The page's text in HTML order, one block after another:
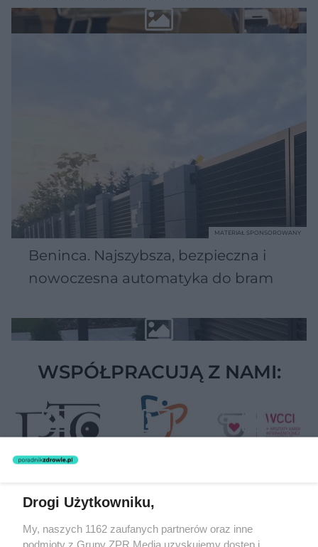
Beninca. Najszybsza, bezpieczna i
nowoczesna automatyka do bram
MATERIAŁ SPONSOROWANY
WSPÓŁPRACUJĄ Z NAMI:
Żaden utwór zamieszczony w serwisie nie może być powielany i
rozpowszechniany lub dalej rozpowszechniany w jakikolwiek sposób
Drogi Użytkowniku,
My, naszych 1162 zaufanych partnerów oraz inne
podmioty z Grupy ZPR Media uzyskujemy dostęp i